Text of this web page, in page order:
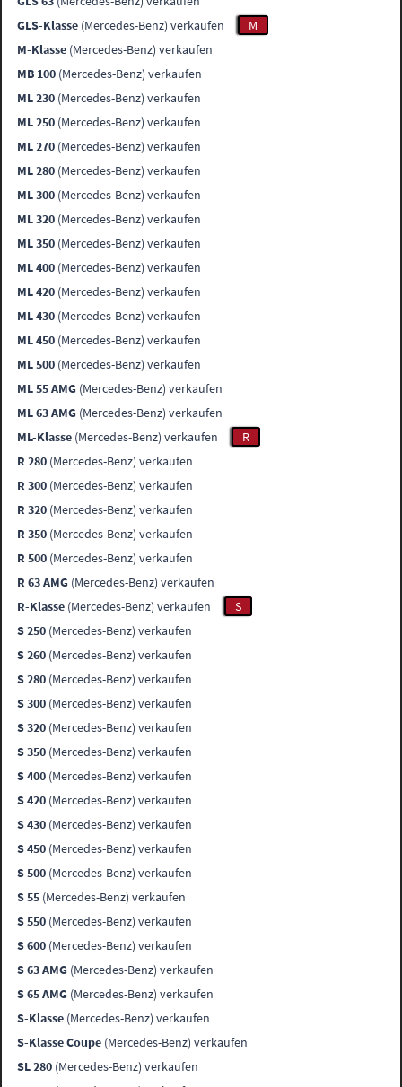
GLS-Klasse (Mercedes-Benz) verkaufen
M
M-Klasse (Mercedes-Benz) verkaufen
MB 100 (Mercedes-Benz) verkaufen
ML 230 (Mercedes-Benz) verkaufen
ML 250 (Mercedes-Benz) verkaufen
ML 270 (Mercedes-Benz) verkaufen
ML 280 (Mercedes-Benz) verkaufen
ML 300 (Mercedes-Benz) verkaufen
ML 320 (Mercedes-Benz) verkaufen
ML 350 (Mercedes-Benz) verkaufen
ML 400 (Mercedes-Benz) verkaufen
ML 420 (Mercedes-Benz) verkaufen
ML 430 (Mercedes-Benz) verkaufen
ML 450 (Mercedes-Benz) verkaufen
ML 500 (Mercedes-Benz) verkaufen
ML 55 AMG (Mercedes-Benz) verkaufen
ML 63 AMG (Mercedes-Benz) verkaufen
ML-Klasse (Mercedes-Benz) verkaufen
R
R 280 (Mercedes-Benz) verkaufen
R 300 (Mercedes-Benz) verkaufen
R 320 (Mercedes-Benz) verkaufen
R 350 (Mercedes-Benz) verkaufen
R 500 (Mercedes-Benz) verkaufen
R 63 AMG (Mercedes-Benz) verkaufen
R-Klasse (Mercedes-Benz) verkaufen
S
S 250 (Mercedes-Benz) verkaufen
S 260 (Mercedes-Benz) verkaufen
S 280 (Mercedes-Benz) verkaufen
S 300 (Mercedes-Benz) verkaufen
S 320 (Mercedes-Benz) verkaufen
S 350 (Mercedes-Benz) verkaufen
S 400 (Mercedes-Benz) verkaufen
S 420 (Mercedes-Benz) verkaufen
S 430 (Mercedes-Benz) verkaufen
S 450 (Mercedes-Benz) verkaufen
S 500 (Mercedes-Benz) verkaufen
S 55 (Mercedes-Benz) verkaufen
S 550 (Mercedes-Benz) verkaufen
S 600 (Mercedes-Benz) verkaufen
S 63 AMG (Mercedes-Benz) verkaufen
S 65 AMG (Mercedes-Benz) verkaufen
S-Klasse (Mercedes-Benz) verkaufen
S-Klasse Coupe (Mercedes-Benz) verkaufen
SL 280 (Mercedes-Benz) verkaufen